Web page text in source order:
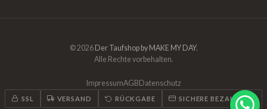
© 2026 Der Taufshop by MAKE MY DAY.
Alle Rechte vorbehalten.
ImpressumAGBDatenschutz
SSL VERSAND RÜCKGABE SICHERE BEZAHLUNG